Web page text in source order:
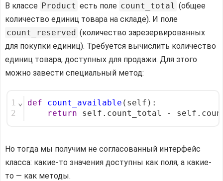
В классе Product есть поле count_total (общее
количество единиц товара на складе). И поле
count_reserved (количество зарезервированных
для покупки единиц). Требуется вычислить количество
единиц товара, доступных для продажи. Для этого
можно завести специальный метод:
1
2
⌄ def count_available (self):
return self.count_total -
Но тогда мы получим не согласованный интерфейс
класса: какие-то значения доступны как поля, а какие-
то — как методы.